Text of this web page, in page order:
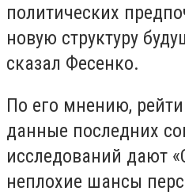
политических
новую структуру
сказал Фесенко.
По его мнению,
данные последних
исследований дают
неплохие шансы